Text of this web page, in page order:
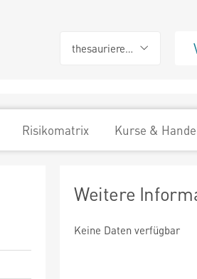
thesaurierend
Risikomatrix Kurse &
Weitere
Keine Daten verfügbar